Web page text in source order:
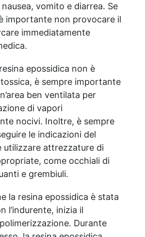
vomito e diarrea. Se
importante non provocare il
immediatamente
epossidica non è
è sempre importante
ben ventilata per
di vapori
nocivi. Inoltre, è sempre
le indicazioni del
utilizzare attrezzature di
come occhiali di
e grembiuli.
la resina epossidica è stata
l’indurente, inizia il
Durante